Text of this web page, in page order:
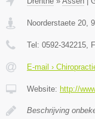
Noorderstaete 20
Tel: 0592-342215 ,
E-mail ›
Website: http://
Beschrijving